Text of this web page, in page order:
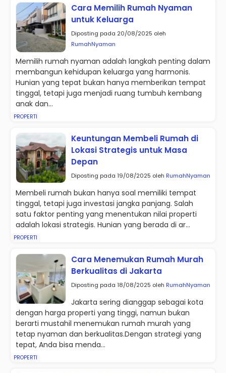
Cara Memilih Rumah Nyaman
untuk Keluarga
Diposting pada 20/08/2025 oleh
RumahNyaman
Memilih rumah nyaman adalah langkah penting dalam
membangun kehidupan keluarga yang harmonis.
Hunian yang tepat bukan hanya memberikan tempat
tinggal, tetapi juga menjadi ruang tumbuh kembang
anak dan...
PROPERTI
Keuntungan Membeli Rumah di
Lokasi Strategis untuk Masa
Depan
Diposting pada 19/08/2025 oleh RumahNyaman
Membeli rumah bukan hanya soal memiliki tempat
tinggal, tetapi juga investasi jangka panjang. Salah
satu faktor penting yang menentukan nilai properti
adalah lokasi strategis. Hunian yang berada di ar...
PROPERTI
Cara Menemukan Rumah Murah
Berkualitas di Jakarta
Diposting pada 18/08/2025 oleh RumahNyaman
Jakarta sering dianggap sebagai kota
dengan harga properti yang tinggi, namun bukan
berarti mustahil menemukan rumah murah yang
tetap nyaman dan berkualitas.Dengan strategi yang
tepat, Anda bisa menda...
PROPERTI